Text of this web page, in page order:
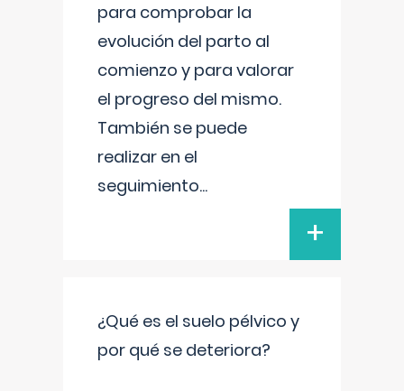
para comprobar la
evolución del parto al
comienzo y para valorar
el progreso del mismo.
También se puede
realizar en el
seguimiento...
+
¿Qué es el suelo pélvico y
por qué se deteriora?